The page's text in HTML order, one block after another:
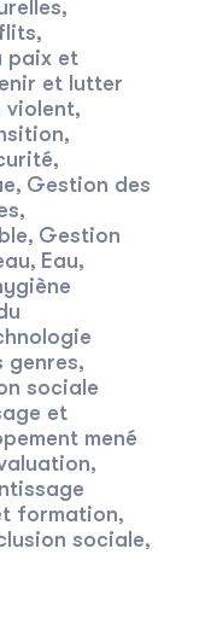
,
,
paix et
et lutter
violent,
,
,
, Gestion des
,
, Gestion
, Eau,
genres,
sociale
et
mené
formation,
sociale,